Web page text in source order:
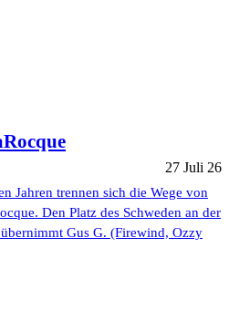
27 Juli 26
Jahren trennen sich die Wege von
Den Platz des Schweden an der
Gus G. (Firewind, Ozzy